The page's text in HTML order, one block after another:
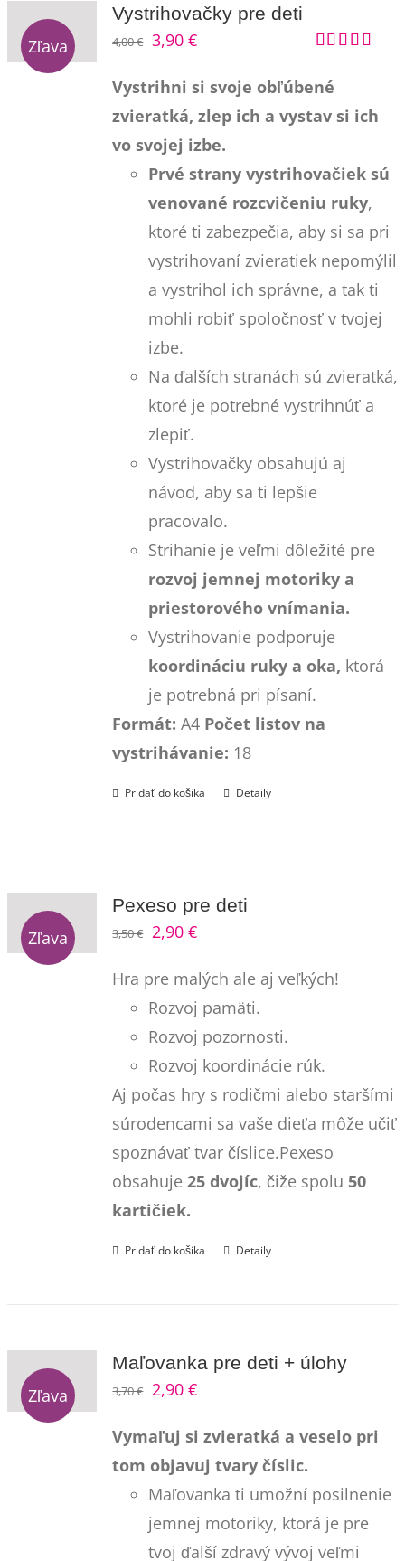
Kontakt
Zľava
Vystrihovačky pre deti
5.00
4,00€ Pôvodná
bola:
4,00 €.
3,90€Aktuálna
je:
3,90 €.
Vystrihni si svoje obľúbené
zvieratká, zlep ich a vystav si ich
vo svojej izbe.
Prvé strany vystrihovačiek sú
venované rozcvičeniu ruky,
ktoré ti zabezpečia, aby si sa pri
vystrihovaní zvieratiek nepomýlil
a vystrihol ich správne, a tak ti
mohli robiť spoločnosť v tvojej
izbe.
Na ďalších stranách sú zvieratká,
ktoré je potrebné vystrihnúť a
zlepiť.
Vystrihovačky obsahujú aj
návod, aby sa ti lepšie
pracovalo.
Strihanie je veľmi dôležité pre
rozvoj jemnej motoriky a
priestorového vnímania.
Vystrihovanie podporuje
koordináciu ruky a oka, ktorá
je potrebná pri písaní.
Formát: A4 Počet listov na
vystrihávanie: 18
Pridať do košíka Detaily
Zľava
Pexeso pre deti
3,50€ Pôvodná
bola:
3,50 €.
2,90€Aktuálna
je:
2,90 €.
Hra pre malých ale aj veľkých!
Rozvoj pamäti.
Rozvoj pozornosti.
Rozvoj koordinácie rúk.
Aj počas hry s rodičmi alebo staršími
súrodencami sa vaše dieťa môže učiť
spoznávať tvar číslice.Pexeso
obsahuje25 dvojíc, čiže spolu 50
kartičiek.
Pridať do košíka Detaily
Zľava
Maľovanka pre deti + úlohy
3,70€ Pôvodná
bola:
3,70 €.
2,90€Aktuálna
je:
2,90 €.
Vymaľuj si zvieratká a veselo pri
tom objavuj tvary číslic.
Maľovanka ti umožní posilnenie
jemnej motoriky, ktorá je pre
tvoj ďalší zdravý vývoj veľmi